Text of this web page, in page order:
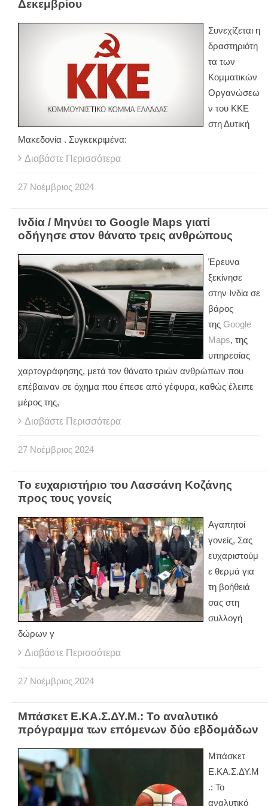
Δεκεμβρίου
Συνεχίζεται η
δραστηριότη
τα των
Κομματικών
Οργανώσεω
ν του ΚΚΕ
στη Δυτική
Μακεδονία . Συγκεκριμένα:
Διαβάστε Περισσότερα
27 Νοέμβριος 2024
Ινδία / Μηνύει το Google Maps γιατί
οδήγησε στον θάνατο τρεις ανθρώπους
Έρευνα
ξεκίνησε
στην Ινδία σε
βάρος
της Google
Maps, της
υπηρεσίας
χαρτογράφησης, μετά τον θάνατο τριών ανθρώπων που
επέβαιναν σε όχημα που έπεσε από γέφυρα, καθώς έλειπε
μέρος της,
Διαβάστε Περισσότερα
27 Νοέμβριος 2024
Το ευχαριστήριο του Λασσάνη Κοζάνης
προς τους γονείς
Αγαπητοί
γονείς, Σας
ευχαριστούμ
ε θερμά για
τη βοήθειά
σας στη
συλλογή
δώρων γ
Διαβάστε Περισσότερα
27 Νοέμβριος 2024
Μπάσκετ Ε.ΚΑ.Σ.ΔΥ.Μ.: Το αναλυτικό
πρόγραμμα των επόμενων δύο εβδομάδων
Μπάσκετ
Ε.ΚΑ.Σ.ΔΥ.Μ
.: Το
αναλυτικό